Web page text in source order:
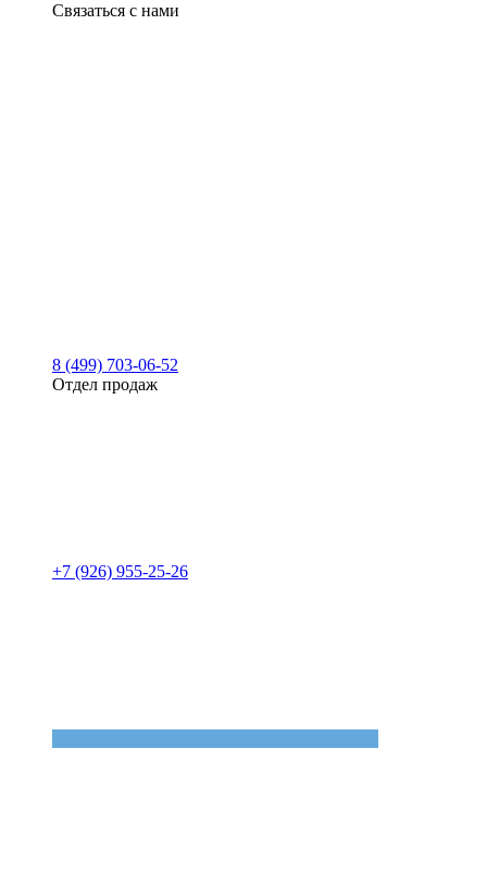
Связаться с нами
8 (499) 703-06-52
Отдел продаж
+7 (926) 955-25-26